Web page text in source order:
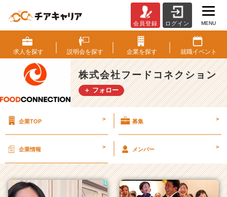
式
会
社
フ
ー
ド
シ
の
タ
イ
会員登録 ログイン MENU
求人を探す 説明会を探す 企業を探す 就職イベント
株式会社フードコネクション
＋ フォロー
企業TOP > 募集 >
企業情報 > メンバー >